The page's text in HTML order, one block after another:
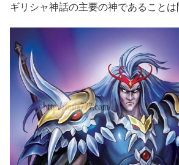
ギリシャ神話の主要の神であることは